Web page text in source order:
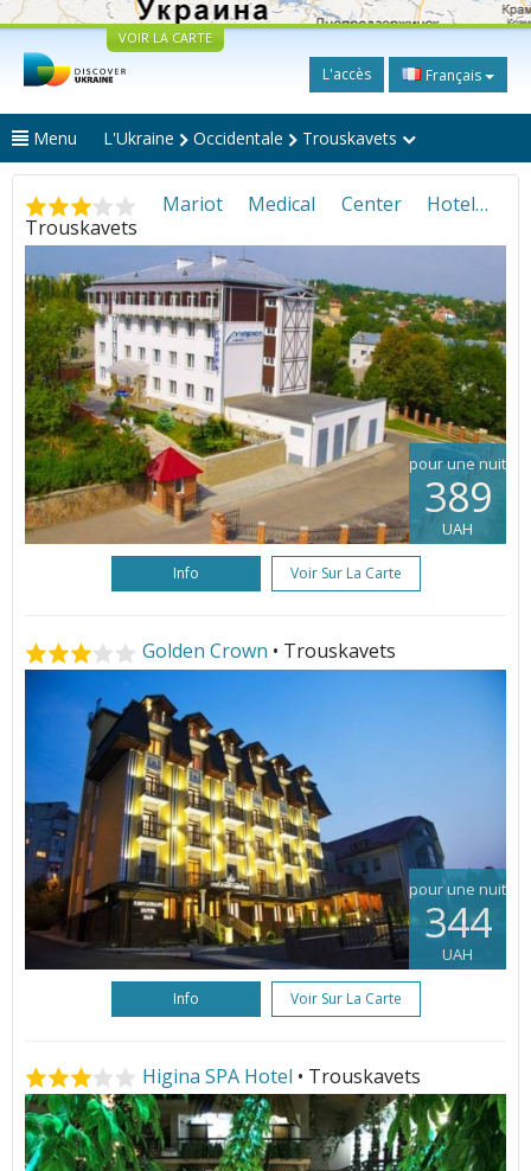
VOIR LA CARTE
L'accès Français
Menu L'Ukraine Occidentale Trouskavets
Mariot Medical Center Hotel
Trouskavets
pour une nuit
389
UAH
Info Voir Sur La Carte
Golden Crown • Trouskavets
pour une nuit
344
UAH
Info Voir Sur La Carte
Higina SPA Hotel • Trouskavets